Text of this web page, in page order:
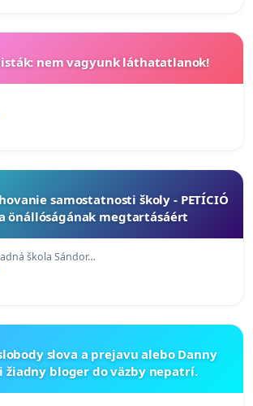
nem vagyunk láthatatlanok!
samostatnosti školy - PETÍCIÓ
önállóságának megtartásáért
škola Sándor…
slova a prejavu alebo Danny
žiadny bloger do väzby nepatrí.